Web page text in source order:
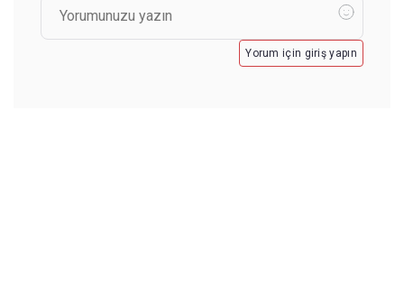
Yorum için giriş yapın